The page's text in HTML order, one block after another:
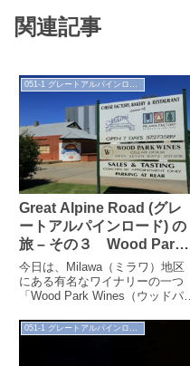
関連記事
Great Alpine Road (グレ
ートアルパインロード) の
旅 – その３ Wood Park
Wines
今日は、Milawa（ミラワ）地区
にある有名なワイナリーの一つ
「Wood Park Wines（ウッドパー
ワイナリーはMilawa...
051-1 グレートアルパインロード（'16.3）